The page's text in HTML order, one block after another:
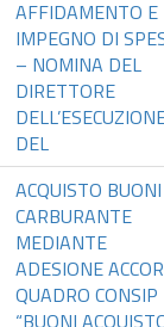
AFFIDAMENTO E
IMPEGNO DI
– NOMINA DEL
DIRETTORE
DEL
ACQUISTO BUONI
CARBURANTE
MEDIANTE
ADESIONE
QUADRO CONSIP
“BUONI